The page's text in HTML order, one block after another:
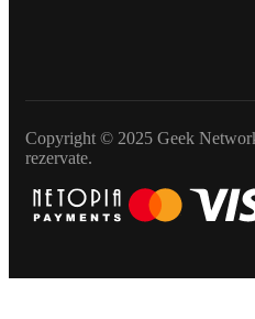
Copyright © 2025 Geek
rezervate.